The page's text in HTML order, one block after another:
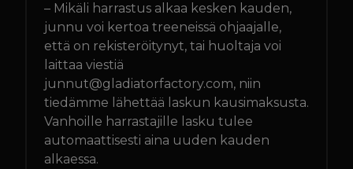
– Mikäli harrastus alkaa kesken kauden,
junnu voi kertoa treeneissä ohjaajalle,
että on rekisteröitynyt, tai huoltaja voi
laittaa viestiä
junnut@gladiatorfactory.com, niin
tiedämme lähettää laskun kausimaksusta.
Vanhoille harrastajille lasku tulee
automaattisesti aina uuden kauden
alkaessa.